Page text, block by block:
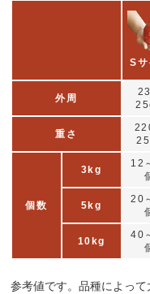
S
外周
重さ
個数
3kg
12
5kg
20
10kg
40
参考値です。品種によって